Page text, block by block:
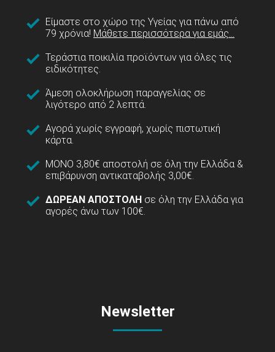
Είμαστε στο χώρο της Υγείας για πάνω από
79 χρόνια! Μάθετε περισσότερα για εμάς...
Τεράστια ποικιλία προϊόντων για όλες τις
ειδικότητες.
Άμεση ολοκλήρωση παραγγελίας σε
λιγότερο από 2 λεπτά.
Αγορά χωρίς εγγραφή, χωρίς πιστωτική
κάρτα.
ΜΟΝΟ 3,80€ αποστολή σε όλη την Ελλάδα &
επιβάρυνση αντικαταβολής 3,00€.
ΔΩΡΕΑΝ ΑΠΟΣΤΟΛΗ σε όλη την Ελλάδα για
αγορές άνω των 100€.
Newsletter